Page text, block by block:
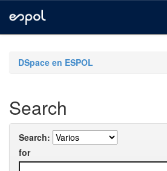
navigationDSpace en ESPOL
Search
Search:
for